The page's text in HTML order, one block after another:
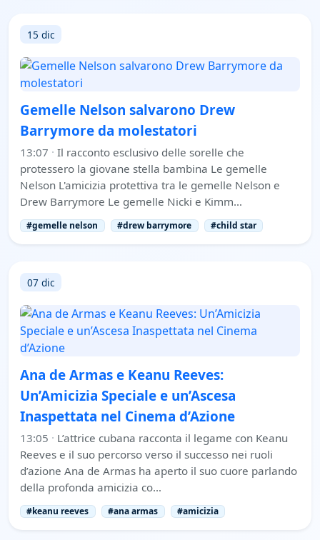
15 dic
Gemelle Nelson salvarono Drew
Barrymore da molestatori
13:07 · Il racconto esclusivo delle sorelle che
protessero la giovane stella bambina Le gemelle
Nelson L'amicizia protettiva tra le gemelle Nelson e
Drew Barrymore Le gemelle Nicki e Kimm…
#gemelle nelson #drew barrymore #child star
07 dic
Ana de Armas e Keanu Reeves:
Un’Amicizia Speciale e un’Ascesa
Inaspettata nel Cinema d’Azione
13:05 · L’attrice cubana racconta il legame con Keanu
Reeves e il suo percorso verso il successo nei ruoli
d’azione Ana de Armas ha aperto il suo cuore parlando
della profonda amicizia co…
#keanu reeves #ana armas #amicizia